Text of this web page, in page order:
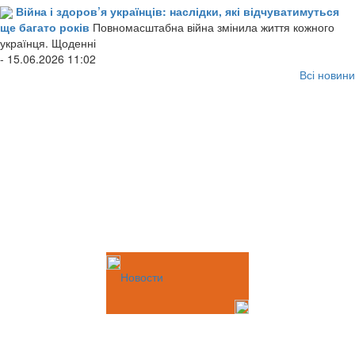
Війна і здоров’я українців: наслідки, які відчуватимуться
ще багато років Повномасштабна війна змінила життя кожного
українця. Щоденні
- 15.06.2026 11:02
Всі новини
Новости